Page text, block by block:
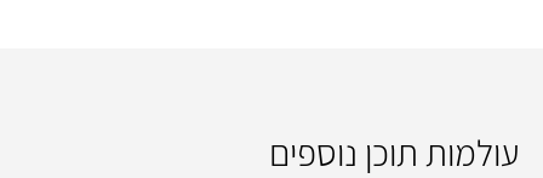
עולמות תוכן נוספים